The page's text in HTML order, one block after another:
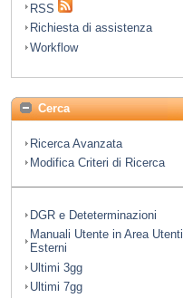
RSS
Richiesta di assistenza
Workflow
Cerca
Ricerca Avanzata
Modifica Criteri di Ricerca
DGR e Deteterminazioni
Manuali Utente in Area Utenti
Esterni
Ultimi 3gg
Ultimi 7gg